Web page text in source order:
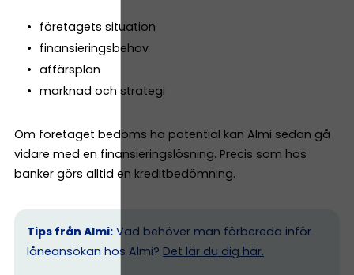
företagets situation
finansieringsbehov
affärsplan
marknad och strategi
Om företaget bedöms ha potential kan Almi sedan gå
vidare med en finansieringslösning. Precis som hos
banker görs alltid en kreditbedömning.
Tips från Almi: Vad behöver man förbereda inför
låneansökan hos Almi? Det lär du dig här.